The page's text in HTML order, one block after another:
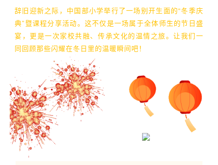
辞旧迎新之际，中国部小学举行了一场别开生面的“冬季庆
典”暨课程分享活动。这不仅是一场属于全体师生的节日盛
宴，更是一次家校共融、传承文化的温情之旅。让我们一
同回顾那些闪耀在冬日里的温暖瞬间吧！